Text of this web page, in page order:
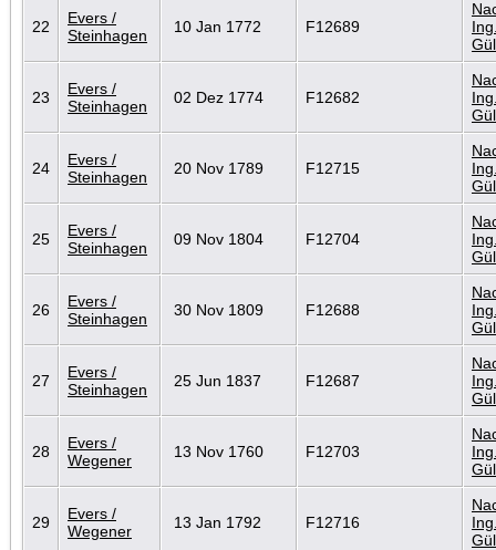
22
Evers /
Steinhagen
10 Jan 1772 F12689
23
Evers /
Steinhagen
02 Dez 1774 F12682
24
Evers /
Steinhagen
20 Nov 1789 F12715
25
Evers /
Steinhagen
09 Nov 1804 F12704
26
Evers /
Steinhagen
30 Nov 1809 F12688
27
Evers /
Steinhagen
25 Jun 1837 F12687
28
Evers /
Wegener
13 Nov 1760 F12703
29
Evers /
Wegener
13 Jan 1792 F12716